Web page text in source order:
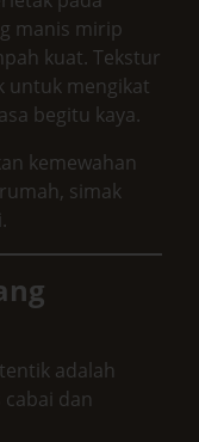
manis mirip
kuat. Tekstur
untuk mengikat
begitu kaya.
kemewahan
simak
adalah
dan